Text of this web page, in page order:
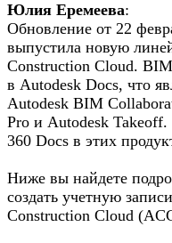
Юлия Еремеева:
Обновление от 22
выпустила новую
Construction Cloud.
в Autodesk Docs, что
Autodesk BIM
Pro и Autodesk
360 Docs в этих
Ниже вы найдете
создать учетную
Construction Cloud